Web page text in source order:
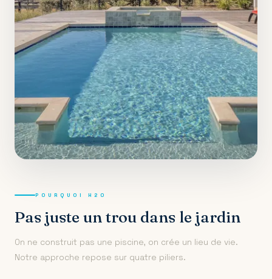
POURQUOI H2O
Pas juste un trou dans le jardin
On ne construit pas une piscine, on crée un lieu de vie.
Notre approche repose sur quatre piliers.